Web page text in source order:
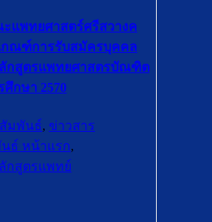
แพทยศาสตร์ศรีสวางค
กณฑ์การรับสมัครบุคคล
กสูตรแพทยศาสตรบัณฑิต
ศึกษา 2570
มพันธ์, ข่าวสาร
ธ์ หน้าแรก,
กสูตรแพทย์